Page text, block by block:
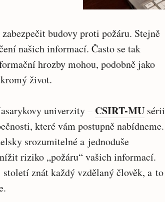
budovy proti požáru. Stejně
našich informací. Často se tak
hrozby mohou, podobně jako
život.
univerzity – CSIRT-MU sérii
které vám postupně nabídneme.
srozumitelné a jednoduše
riziko „požáru“ vašich informací.
znát každý vzdělaný člověk, a to